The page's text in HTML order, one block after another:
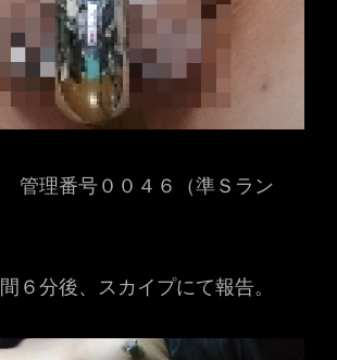
理番号００４６（準Ｓラン
６分後、スカイプにて報告。